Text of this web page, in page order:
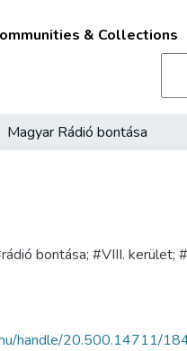
& Collections
Magyar Rádió bontása
bontása; #VIII.
handle/20.500.14711/